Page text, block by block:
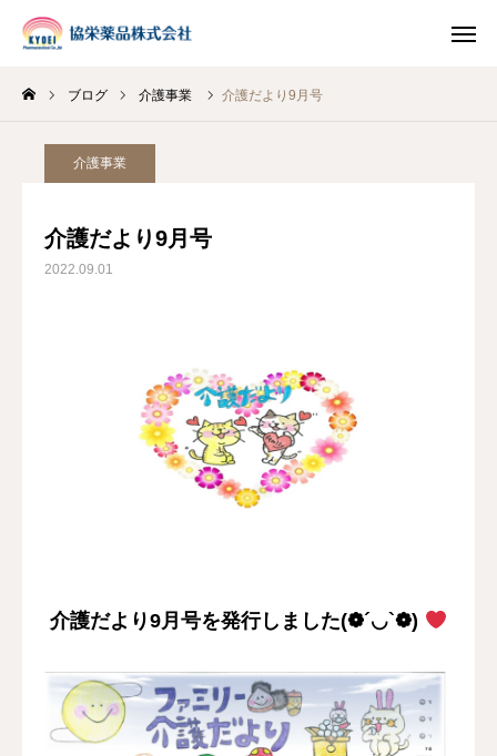
ブログ 介護事業 介護だより9月号
介護事業
介護だより9月号
2022.09.01
介護だより9月号を発行しました(❁´◡`❁)
INSTAGRAM
HOME